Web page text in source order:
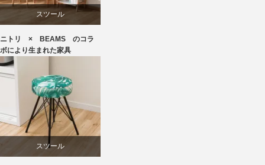
スツール
ニトリ
ビーチ
ブランディング
椅子
ニトリ × BEAMS のコラ
ボにより生まれた家具
スツール